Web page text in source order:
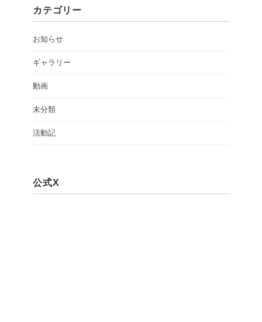
カテゴリー
お知らせ
ギャラリー
動画
未分類
活動記
公式X